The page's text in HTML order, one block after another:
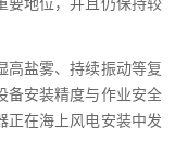
高盐雾、持续振动等复
备安装精度与作业安全
正在海上风电安装中发